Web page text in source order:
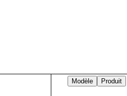
Modèle
Produit